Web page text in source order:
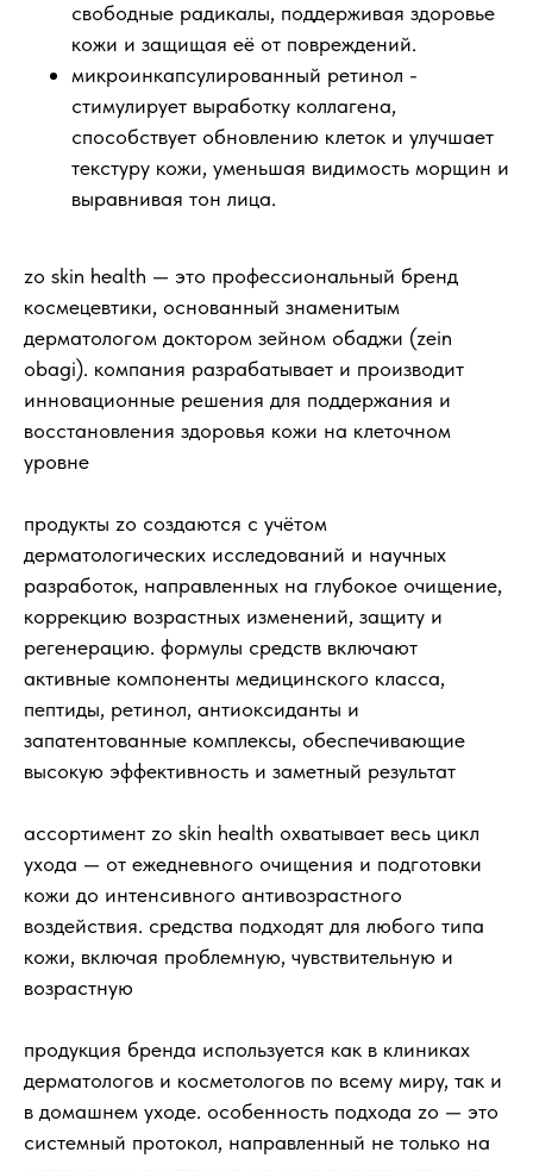
свободные радикалы, поддерживая здоровье
кожи и защищая её от повреждений.
микроинкапсулированный ретинол -
стимулирует выработку коллагена,
способствует обновлению клеток и улучшает
текстуру кожи, уменьшая видимость морщин и
выравнивая тон лица.
zo skin health — это профессиональный бренд
космецевтики, основанный знаменитым
дерматологом доктором зейном обаджи (zein
obagi). компания разрабатывает и производит
инновационные решения для поддержания и
восстановления здоровья кожи на клеточном
уровне
продукты zo создаются с учётом
дерматологических исследований и научных
разработок, направленных на глубокое очищение,
коррекцию возрастных изменений, защиту и
регенерацию. формулы средств включают
активные компоненты медицинского класса,
пептиды, ретинол, антиоксиданты и
запатентованные комплексы, обеспечивающие
высокую эффективность и заметный результат
ассортимент zo skin health охватывает весь цикл
ухода — от ежедневного очищения и подготовки
кожи до интенсивного антивозрастного
воздействия. средства подходят для любого типа
кожи, включая проблемную, чувствительную и
возрастную
продукция бренда используется как в клиниках
дерматологов и косметологов по всему миру, так и
в домашнем уходе. особенность подхода zo — это
системный протокол, направленный не только на